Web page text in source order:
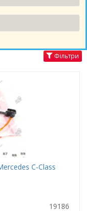
Фільтри
C-Class
19186